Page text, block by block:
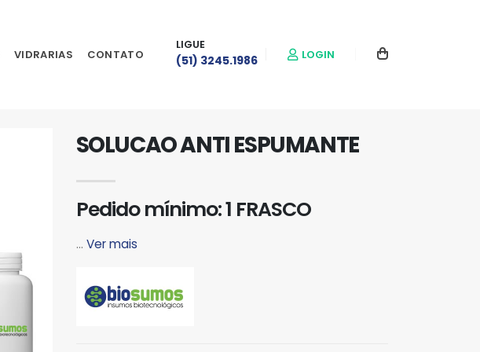
VIDRARIAS CONTATO LOGIN
LIGUE
(51) 3245.1986
SOLUCAO ANTI ESPUMANTE
Pedido mínimo: 1 FRASCO
... Ver mais